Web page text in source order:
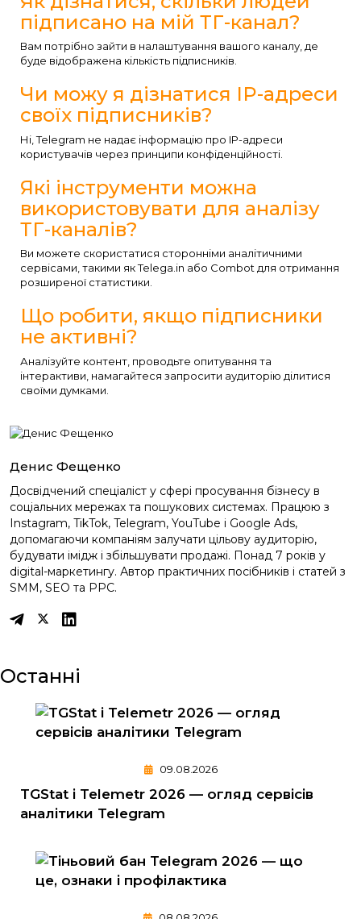
підписано на мій ТГ-канал?
Вам потрібно зайти в налаштування вашого каналу, де
буде відображена кількість підписників.
Чи можу я дізнатися IP-адреси
своїх підписників?
Ні, Telegram не надає інформацію про IP-адреси
користувачів через принципи конфіденційності.
Які інструменти можна
використовувати для аналізу
ТГ-каналів?
Ви можете скористатися сторонніми аналітичними
сервісами, такими як Telega.in або Combot для отримання
розширеної статистики.
Що робити, якщо підписники
не активні?
Аналізуйте контент, проводьте опитування та
інтерактиви, намагайтеся запросити аудиторію ділитися
своїми думками.
Денис Фещенко
Досвідчений спеціаліст у сфері просування бізнесу в
соціальних мережах та пошукових системах. Працюю з
Instagram, TikTok, Telegram, YouTube і Google Ads,
допомагаючи компаніям залучати цільову аудиторію,
будувати імідж і збільшувати продажі. Понад 7 років у
digital-маркетингу. Автор практичних посібників і статей з
SMM, SEO та PPC.
Останні
09.08.2026
TGStat і Telemetr 2026 — огляд сервісів
аналітики Telegram